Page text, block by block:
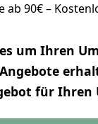
90€ –
um Ihren
für Ihren